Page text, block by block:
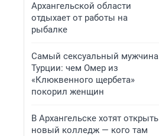
Архангельской области
отдыхает от работы на
рыбалке
Самый сексуальный мужчина
Турции: чем Омер из
«Клюквенного щербета»
покорил женщин
В Архангельске хотят открыть
новый колледж — кого там